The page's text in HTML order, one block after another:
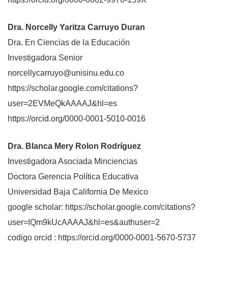
Dra. Norcelly Yaritza Carruyo Duran
Dra. En Ciencias de la Educación
Investigadora Senior
norcellycarruyo@unisinu.edu.co
https://scholar.google.com/citations?
user=2EVMeQkAAAAJ&hl=es
https://orcid.org/0000-0001-5010-0016
Dra. Blanca Mery Rolon Rodríguez
Investigadora Asociada Minciencias
Doctora Gerencia Política Educativa
Universidad Baja California De Mexico
google scholar: https://scholar.google.com/citations?
user=IQm9kUcAAAAJ&hl=es&authuser=2
codigo orcid : https://orcid.org/0000-0001-5670-5737